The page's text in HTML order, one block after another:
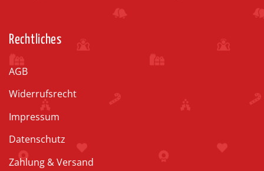
Rechtliches
AGB
Widerrufsrecht
Impressum
Datenschutz
Zahlung & Versand